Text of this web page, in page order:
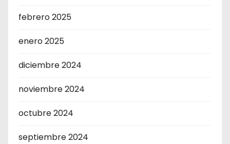
febrero 2025
enero 2025
diciembre 2024
noviembre 2024
octubre 2024
septiembre 2024